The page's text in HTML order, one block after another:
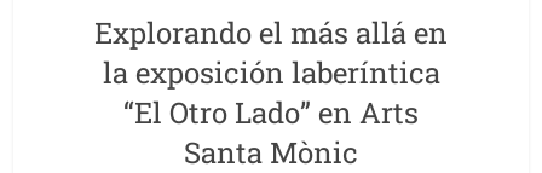
Explorando el más allá en
la exposición laberíntica
“El Otro Lado” en Arts
Santa Mònic